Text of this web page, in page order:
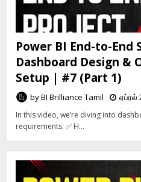
Power BI End-to-End
Dashboard Design &
Setup | #7 (Part 1)
byBI Brilliance Tamil ஏப்ரல்
In this video, we’re diving into
requirements: ✅ H…